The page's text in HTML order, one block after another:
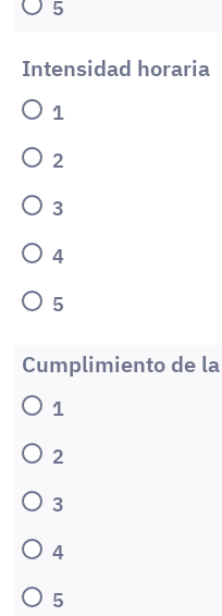
5
Intensidad horaria
1
2
3
4
5
Cumplimiento de
1
2
3
4
5